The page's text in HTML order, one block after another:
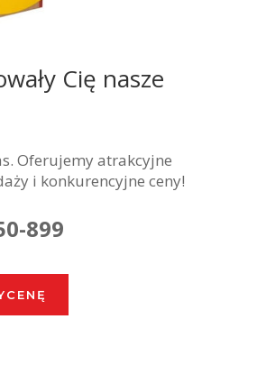
Cię nasze
Oferujemy atrakcyjne
i konkurencyjne ceny!
899